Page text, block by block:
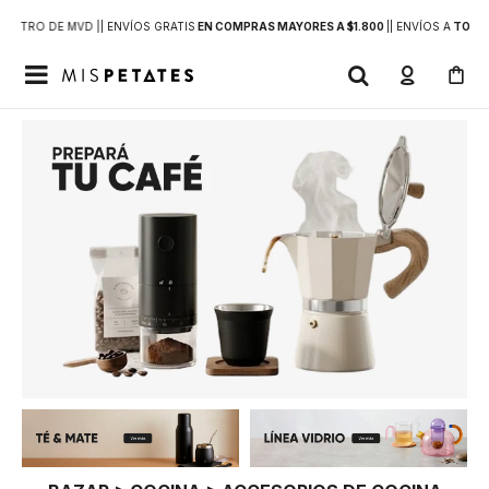
DE MVD | | ENVÍOS GRATIS EN COMPRAS MAYORES A $1.800 | ENVÍOS ATODO
